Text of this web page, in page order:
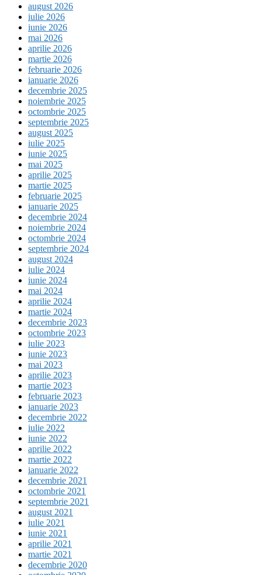
august 2026
iulie 2026
iunie 2026
mai 2026
aprilie 2026
martie 2026
februarie 2026
ianuarie 2026
decembrie 2025
noiembrie 2025
octombrie 2025
septembrie 2025
august 2025
iulie 2025
iunie 2025
mai 2025
aprilie 2025
martie 2025
februarie 2025
ianuarie 2025
decembrie 2024
noiembrie 2024
octombrie 2024
septembrie 2024
august 2024
iulie 2024
iunie 2024
mai 2024
aprilie 2024
martie 2024
decembrie 2023
octombrie 2023
iulie 2023
iunie 2023
mai 2023
aprilie 2023
martie 2023
februarie 2023
ianuarie 2023
decembrie 2022
iulie 2022
iunie 2022
aprilie 2022
martie 2022
ianuarie 2022
decembrie 2021
octombrie 2021
septembrie 2021
august 2021
iulie 2021
iunie 2021
aprilie 2021
martie 2021
decembrie 2020